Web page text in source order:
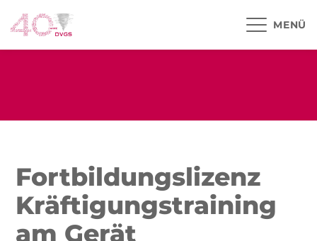
Fortbildungslizenz
Kräftigungstraining
am Gerät
MENÜ